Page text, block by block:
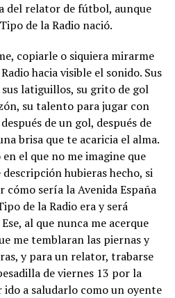
del relator de fútbol, aunque
de la Radio nació.
copiarle o siquiera mirarme
hacia visible el sonido. Sus
latiguillos, su grito de gol
su talento para jugar con
de un gol, después de
brisa que te acaricia el alma.
el que no me imagine que
hubieras hecho, si
cómo sería la Avenida España
de la Radio era y será
Ese, al que nunca me acerque
me temblaran las piernas y
y para un relator, trabarse
de viernes 13 por la
ido a saludarlo como un oyente